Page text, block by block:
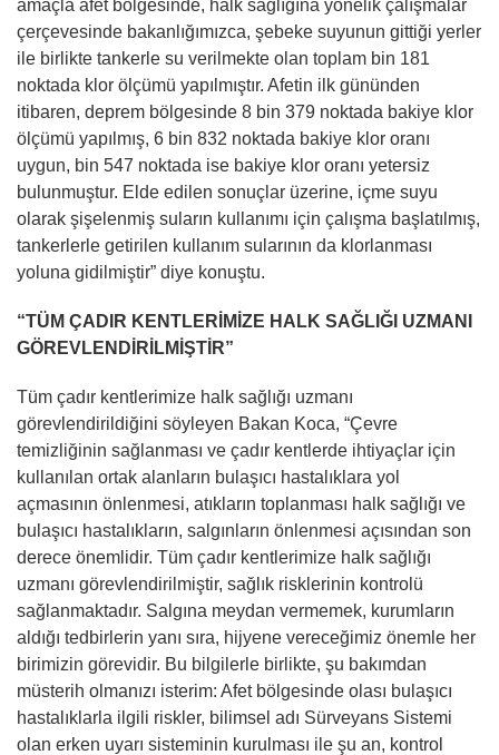
amaçla afet bölgesinde, halk sağlığına yönelik çalışmalar
çerçevesinde bakanlığımızca, şebeke suyunun gittiği yerler
ile birlikte tankerle su verilmekte olan toplam bin 181
noktada klor ölçümü yapılmıştır. Afetin ilk gününden
itibaren, deprem bölgesinde 8 bin 379 noktada bakiye klor
ölçümü yapılmış, 6 bin 832 noktada bakiye klor oranı
uygun, bin 547 noktada ise bakiye klor oranı yetersiz
bulunmuştur. Elde edilen sonuçlar üzerine, içme suyu
olarak şişelenmiş suların kullanımı için çalışma başlatılmış,
tankerlerle getirilen kullanım sularının da klorlanması
yoluna gidilmiştir” diye konuştu.
“TÜM ÇADIR KENTLERİMİZE HALK SAĞLIĞI UZMANI
GÖREVLENDİRİLMİŞTİR”
Tüm çadır kentlerimize halk sağlığı uzmanı
görevlendirildiğini söyleyen Bakan Koca, “Çevre
temizliğinin sağlanması ve çadır kentlerde ihtiyaçlar için
kullanılan ortak alanların bulaşıcı hastalıklara yol
açmasının önlenmesi, atıkların toplanması halk sağlığı ve
bulaşıcı hastalıkların, salgınların önlenmesi açısından son
derece önemlidir. Tüm çadır kentlerimize halk sağlığı
uzmanı görevlendirilmiştir, sağlık risklerinin kontrolü
sağlanmaktadır. Salgına meydan vermemek, kurumların
aldığı tedbirlerin yanı sıra, hijyene vereceğimiz önemle her
birimizin görevidir. Bu bilgilerle birlikte, şu bakımdan
müsterih olmanızı isterim: Afet bölgesinde olası bulaşıcı
hastalıklarla ilgili riskler, bilimsel adı Sürveyans Sistemi
olan erken uyarı sisteminin kurulması ile şu an, kontrol